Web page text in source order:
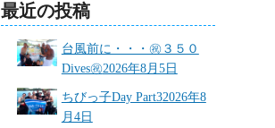
最近の投稿
台風前に・・・㊗３５０
Dives㊗2026年8月5日
ちびっ子Day Part32026年8
月4日